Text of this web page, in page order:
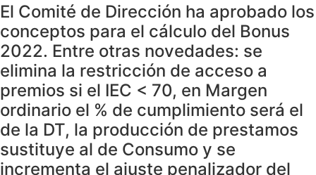
El Comité de Dirección ha aprobado los
conceptos para el cálculo del Bonus
2022. Entre otras novedades: se
elimina la restricción de acceso a
premios si el IEC < 70, en Margen
ordinario el % de cumplimiento será el
de la DT, la producción de prestamos
sustituye al de Consumo y se
incrementa el ajuste penalizador del